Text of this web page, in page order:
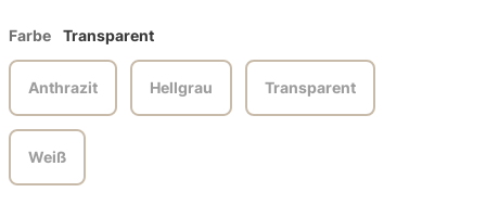
Farbe Transparent
Anthrazit Hellgrau Transparent
Weiß